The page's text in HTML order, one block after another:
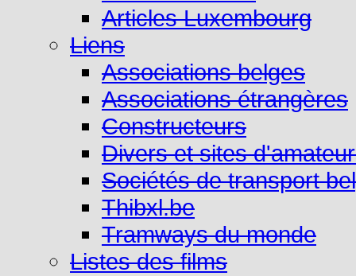
Articles Luxembourg
Liens
Associations belges
Associations étrangères
Constructeurs
Divers et sites
Sociétés de transport
Thibxl.be
Tramways du monde
Listes des films